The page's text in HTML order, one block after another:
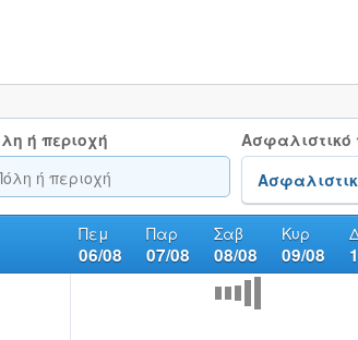
ή περιοχή Ασφαλιστικό
Πεμ
06/08
Παρ
07/08
Σαβ
08/08
Κυρ
09/08